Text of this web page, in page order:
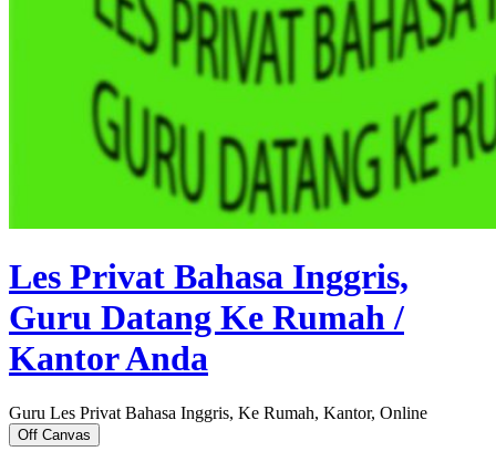
Les Privat Bahasa Inggris,
Guru Datang Ke Rumah /
Kantor Anda
Guru Les Privat Bahasa Inggris, Ke Rumah, Kantor, Online
Off Canvas